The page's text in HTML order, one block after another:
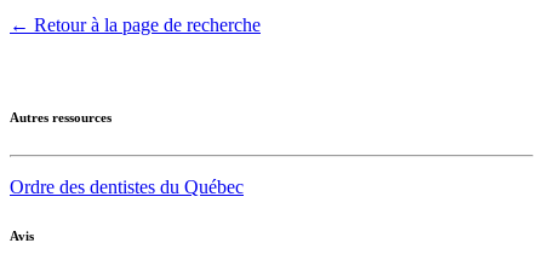
← Retour à la page de recherche
Autres ressources
Ordre des dentistes du Québec
Avis